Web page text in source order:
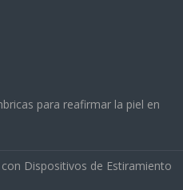
para reafirmar la piel en
Dispositivos de Estiramiento